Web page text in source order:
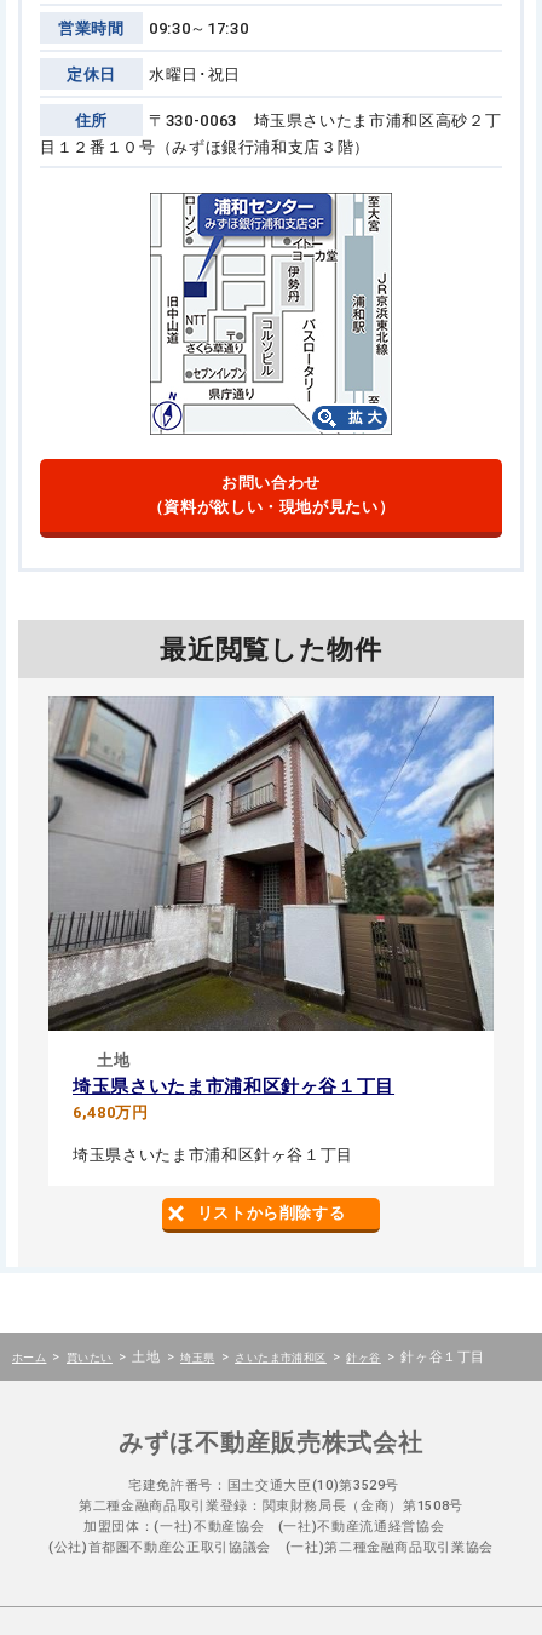
営業時間 09:30～17:30
定休日 水曜日･祝日
住所
〒330-0063 埼玉県さいたま市浦和区高砂２丁
目１２番１０号 （みずほ銀行浦和支店３階）
お問い合わせ
（資料が欲しい・現地が見たい）
最近閲覧した物件
土地
埼玉県さいたま市浦和区針ヶ谷１丁目
6,480万円
埼玉県さいたま市浦和区針ヶ谷１丁目
リストから削除する
ホーム > 買いたい > 土地 > 埼玉県 > さいたま市浦和区 > 針ヶ谷 > 針ヶ谷１丁目
みずほ不動産販売株式会社
宅建免許番号：国土交通大臣(10)第3529号
第二種金融商品取引業登録：関東財務局長（金商）第1508号
加盟団体：(一社)不動産協会 (一社)不動産流通経営協会
(公社)首都圏不動産公正取引協議会 (一社)第二種金融商品取引業協会